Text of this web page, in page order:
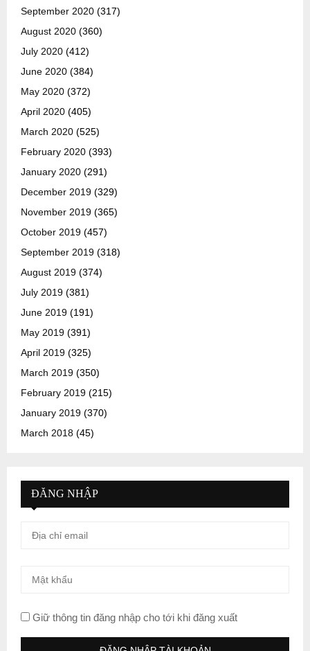
September 2020 (317)
August 2020 (360)
July 2020 (412)
June 2020 (384)
May 2020 (372)
April 2020 (405)
March 2020 (525)
February 2020 (393)
January 2020 (291)
December 2019 (329)
November 2019 (365)
October 2019 (457)
September 2019 (318)
August 2019 (374)
July 2019 (381)
June 2019 (191)
May 2019 (391)
April 2019 (325)
March 2019 (350)
February 2019 (215)
January 2019 (370)
March 2018 (45)
ĐĂNG NHẬP
Giữ thông tin đăng nhập cho tới khi đăng xuất